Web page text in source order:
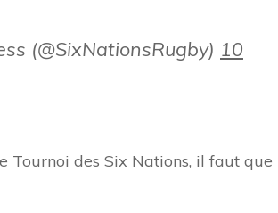
(@SixNationsRugby) 10
Tournoi des Six Nations, il faut que